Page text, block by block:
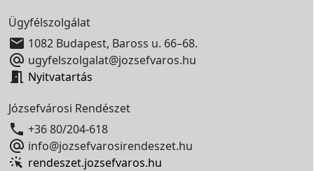
Ügyfélszolgálat
 1082 Budapest, Baross u. 66–68.
 ugyfelszolgalat@jozsefvaros.hu
 Nyitvatartás
Józsefvárosi Rendészet
 +36 80/204-618
 info@jozsefvarosirendeszet.hu
rendeszet.jozsefvaros.hu